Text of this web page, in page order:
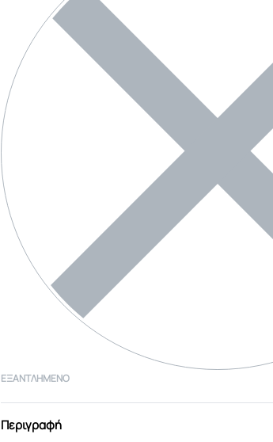
ΕΞΑΝΤΛΗΜΈΝΟ
Περιγραφή